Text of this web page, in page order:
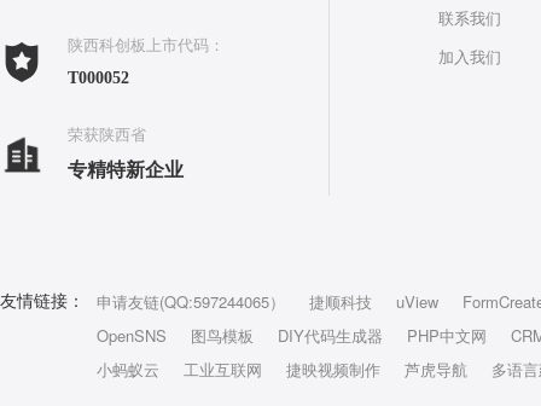
陕西科创板上市代码：
T000052
荣获陕西省
专精特新企业
联系我们
加入我们
友情链接： 申请友链(QQ:597244065） 捷顺科技 uView
OpenSNS
图鸟模板 DIY代码生成器 PHP中文网
小蚂蚁云
工业互联网 捷映视频制作 芦虎导航 多语